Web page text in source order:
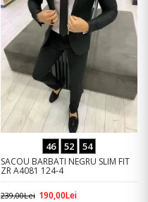
46 52 54
SACOU BARBATI NEGRU SLIM FIT
ZR A4081 124-4
239,00Lei 190,00Lei